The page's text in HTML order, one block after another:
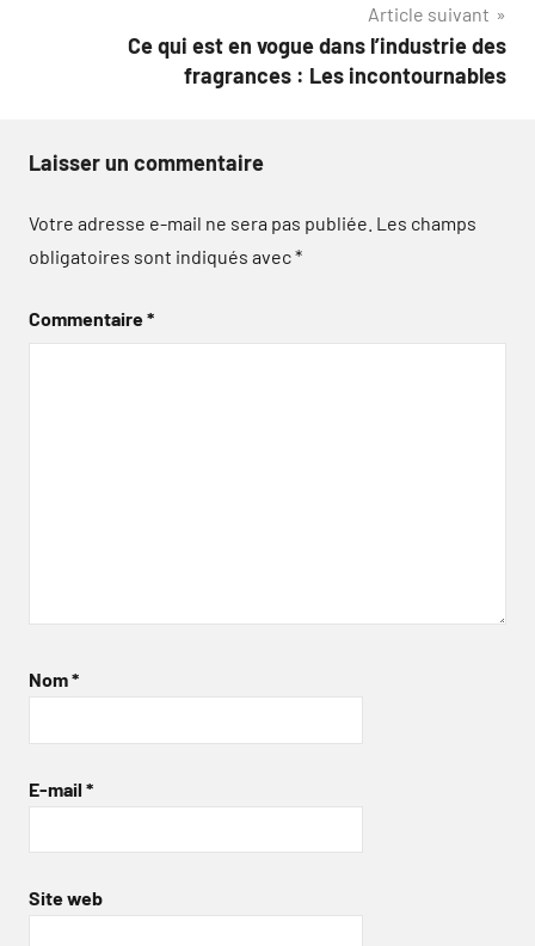
Article suivant
Ce qui est en vogue dans l’industrie des
fragrances : Les incontournables
Laisser un commentaire
Votre adresse e-mail ne sera pas publiée. Les champs
obligatoires sont indiqués avec*
Commentaire*
Nom*
E-mail *
Site web